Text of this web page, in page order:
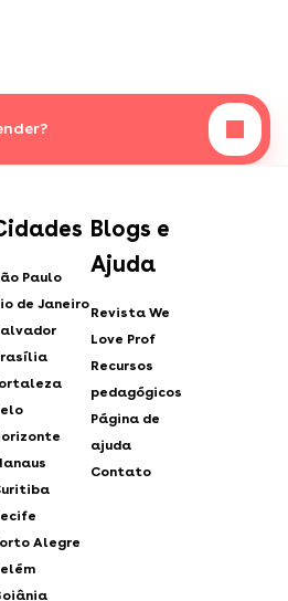
Paulo
de Janeiro
Alegre
Blogs e
Ajuda
Revista We
Love Prof
Recursos
pedagógicos
Página de
ajuda
Contato